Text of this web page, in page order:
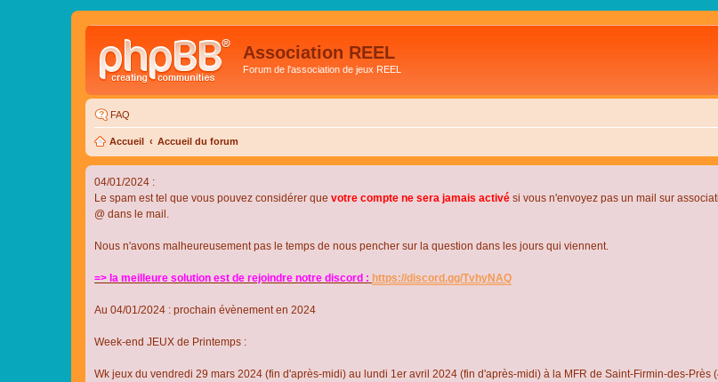
Association REEL
Forum de l'association de jeux REEL
FAQ
Accueil Accueil du forum
04/01/2024 :
Le spam est tel que vous pouvez considérer que votre compte ne sera jamais activé si vous n'envoyez pas un mail sur
@ dans le mail.
Nous n'avons malheureusement pas le temps de nous pencher sur la question dans les jours qui viennent.
=> la meilleure solution est de rejoindre notre discord : https://discord.gg/TvhyNAQ
Au 04/01/2024 : prochain évènement en 2024
Week-end JEUX de Printemps :
Wk jeux du vendredi 29 mars 2024 (fin d'après-midi) au lundi 1er avril 2024 (fin d'après-midi) à la MFR de Saint-Firmin-des-Près